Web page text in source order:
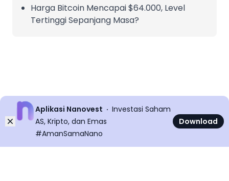
Harga Bitcoin Mencapai $64.000, Level
Tertinggi Sepanjang Masa?
Dismiss
Aplikasi Nanovest
Investasi Saham
AS, Kripto, dan Emas
#AmanSamaNano
Download